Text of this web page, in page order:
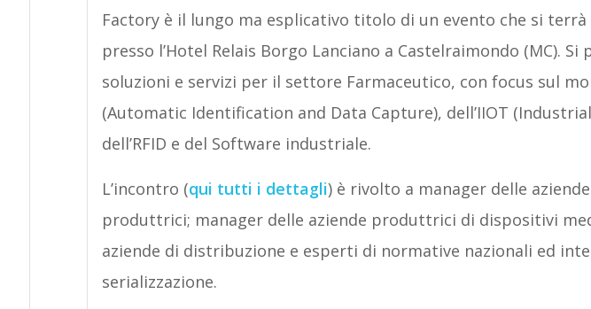
Factory è il lungo ma esplicativo titolo di un evento che si
presso l’Hotel Relais Borgo Lanciano a Castelraimondo (MC).
soluzioni e servizi per il settore Farmaceutico, con focus sul
(Automatic Identification and Data Capture), dell’IIOT
dell’RFID e del Software industriale.
L’incontro (qui tutti i dettagli) è rivolto a manager delle
produttrici; manager delle aziende produttrici di dispositivi
aziende di distribuzione e esperti di normative nazionali ed
serializzazione.